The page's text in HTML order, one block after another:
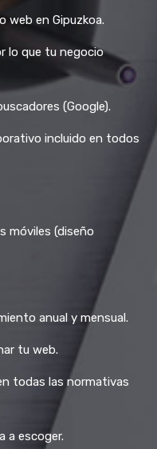
web en Gipuzkoa.
lo que tu negocio
(Google).
incluido en todos
móviles (diseño
anual y mensual.
tu web.
todas las normativas
a escoger.